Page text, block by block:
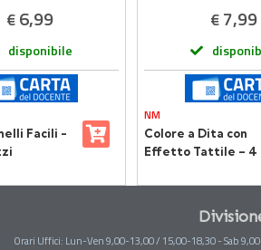
€6,99
disponibile
Facili -
€ 7,99
NM
Colore a Dita con
Effetto Tattile – 4
Orari Uffici: Lun-Ven 9,00-13,00 / 15,00-18,30 - Sab